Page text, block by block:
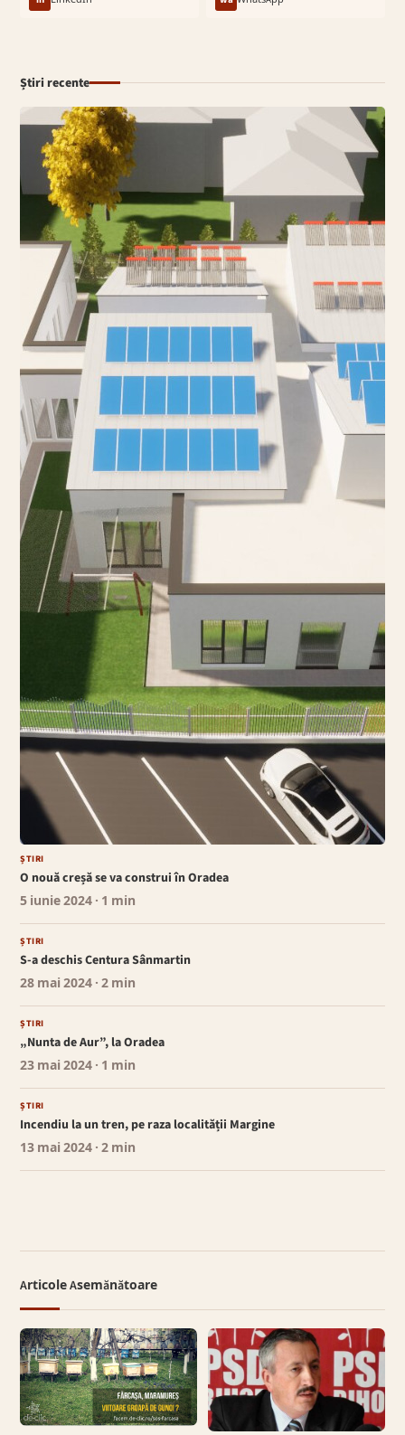
Știri recente
ȘTIRI
O nouă creșă se va construi în Oradea
5 iunie 2024 · 1 min
ȘTIRI
S-a deschis Centura Sânmartin
28 mai 2024 · 2 min
ȘTIRI
„Nunta de Aur”, la Oradea
23 mai 2024 · 1 min
ȘTIRI
Incendiu la un tren, pe raza localității Margine
13 mai 2024 · 2 min
Articole Asemănătoare